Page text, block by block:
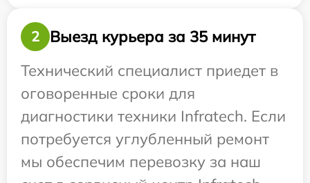
2
Выезд курьера за 35 минут
Технический специалист приедет в
оговоренные сроки для
диагностики техники Infratech. Если
потребуется углубленный ремонт
мы обеспечим перевозку за наш